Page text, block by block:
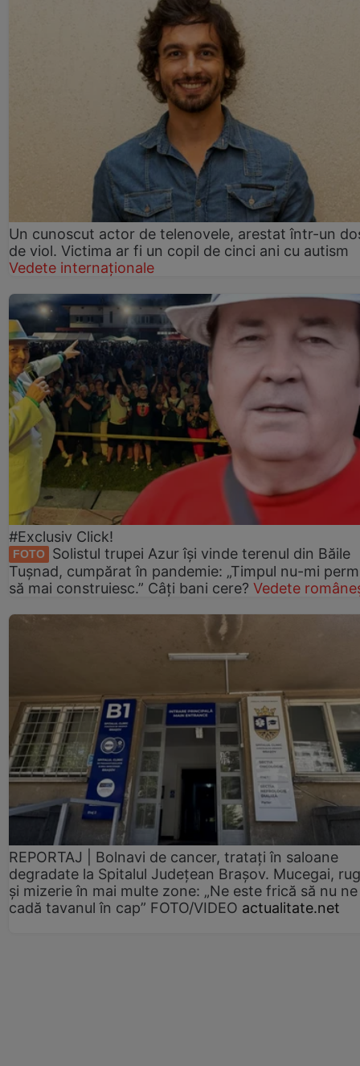
Un cunoscut actor de telenovele, arestat într-un
de viol. Victima ar fi un copil de cinci ani cu autism
Vedete internaționale
#Exclusiv Click!
FOTO
Solistul trupei Azur își vinde terenul din Băile
Tușnad, cumpărat în pandemie: „Timpul nu-mi
să mai construiesc.” Câți bani cere? Vedete
REPORTAJ | Bolnavi de cancer, tratați în saloane
degradate la Spitalul Județean Brașov. Mucegai,
și mizerie în mai multe zone: „Ne este frică să nu ne
cadă tavanul în cap” FOTO/VIDEO actualitate.net